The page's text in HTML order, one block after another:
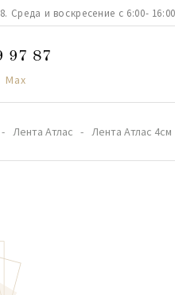
и воскресение с 6:00-
97 87
Max
Лента Атлас Лента Атлас 4см